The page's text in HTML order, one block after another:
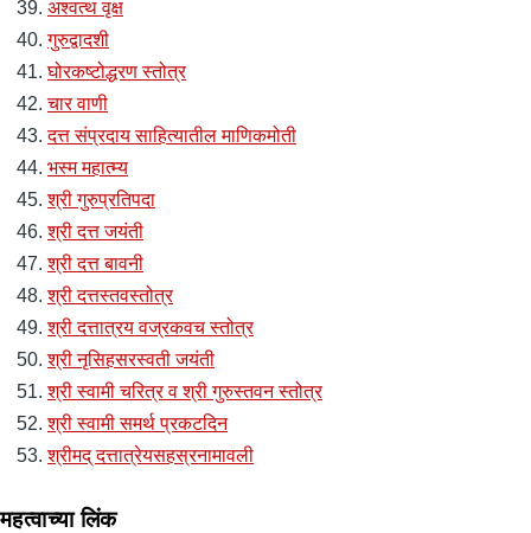
अश्वत्थ वृक्ष
गुरुद्वादशी
घोरकष्टोद्धरण स्तोत्र
चार वाणी
दत्त संप्रदाय साहित्यातील माणिकमोती
भस्म महात्म्य
श्री गुरुप्रतिपदा
श्री दत्त जयंती
श्री दत्त बावनी
श्री दत्तस्तवस्तोत्र
श्री दत्तात्रय वज्रकवच स्तोत्र
श्री नृसिहसरस्वती जयंती
श्री स्वामी चरित्र व श्री गुरुस्तवन स्तोत्र
श्री स्वामी समर्थ प्रकटदिन
श्रीमद् दत्तात्रेयसहस्रनामावली
महत्वाच्या लिंक